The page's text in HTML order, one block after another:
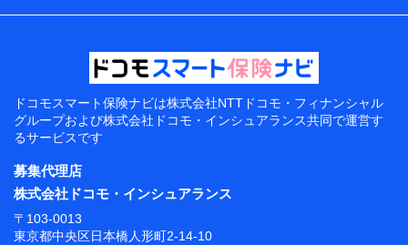
ドコモスマート保険ナビは株式会社NTTドコモ・フィナンシャル
グループおよび株式会社ドコモ・インシュアランス共同で運営す
るサービスです
募集代理店
株式会社ドコモ・インシュアランス
〒103-0013
東京都中央区日本橋人形町2-14-10